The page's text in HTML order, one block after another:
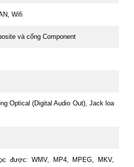
Wifi
và cổng Component
Optical (Digital Audio Out), Jack loa
được: WMV, MP4, MPEG, MKV,